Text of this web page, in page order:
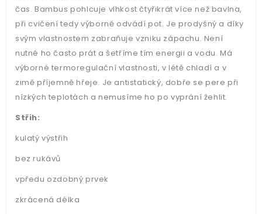
čas. Bambus pohlcuje vlhkost čtyřikrát více než bavlna,
při cvičení tedy výborně odvádí pot. Je prodyšný a díky
svým vlastnostem zabraňuje vzniku zápachu. Není
nutné ho často prát a šetříme tím energii a vodu. Má
výborné termoregulační vlastnosti, v létě chladí a v
zimě příjemně hřeje. Je antistatický, dobře se pere při
nízkých teplotách a nemusíme ho po vyprání žehlit.
Střih:
kulatý výstřih
bez rukávů
vpředu ozdobný prvek
zkrácená délka